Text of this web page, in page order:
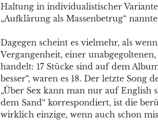
Haltung in individualistischer
„Aufklärung als Massenbetrug“
Dagegen scheint es vielmehr, als
Vergangenheit, einer
handelt: 17 Stücke sind auf dem
besser“, waren es 18. Der letzte
„Über Sex kann man nur auf English
dem Sand“ korrespondiert, ist die
wirklich einzige, wenn auch schon